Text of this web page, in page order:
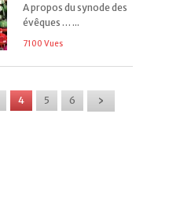
A propos du synode des
évêques … ...
7100 Vues
4 5 6
›